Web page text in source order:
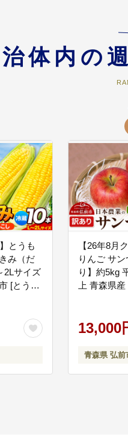
のほか、さくらを楽しめるよう弘
ース
活用します。
活用します。
ン応援コース
治体内の
とうも
み（だ
2Lサイズ
[とうも
【26年8月
りんご サ
り】約5kg
上 青森県
アップル 青
13,000
青森県 弘前